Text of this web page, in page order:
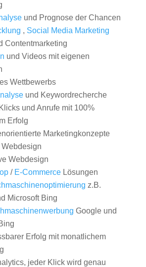
und Prognose der Chancen
, Social Media Marketing
Contentmarketing
und Videos mit eigenen
Wettbewerbs
und Keywordrecherche
und Anrufe mit 100%
Erfolg
Marketingkonzepte
Webdesign
/ E-CommerceLösungen
z.B.
Microsoft Bing
Google und
Erfolg mit monatlichem
jeder Klick wird genau